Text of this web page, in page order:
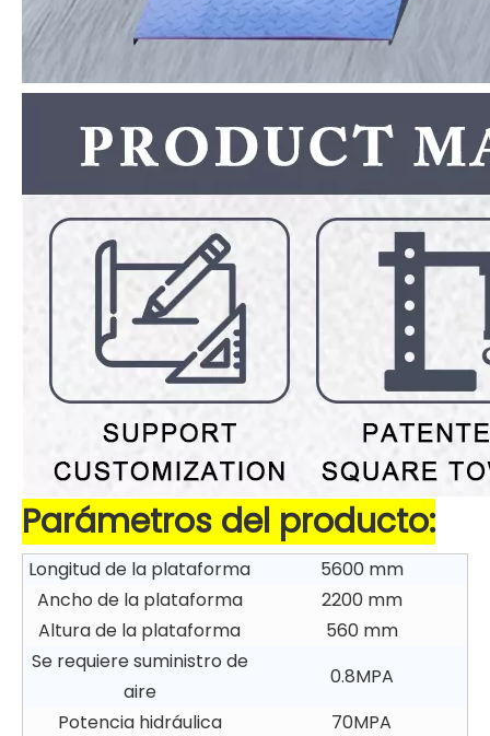
Parámetros del producto:
Longitud de la plataforma
5600 mm
Ancho de la plataforma
2200 mm
Altura de la plataforma
560 mm
Se requiere suministro de
aire
0.8MPA
Potencia hidráulica
70MPA